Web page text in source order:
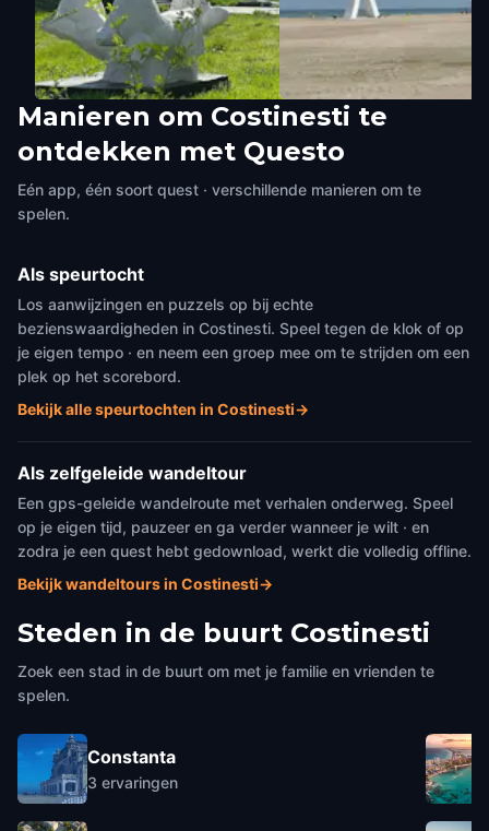
Politia Costinesti
Costinesti,Romania
Obelisc
Costinesti
Manieren om Costinesti te
ontdekken met Questo
Eén app, één soort quest · verschillende manieren om te
spelen.
Als speurtocht
Los aanwijzingen en puzzels op bij echte
bezienswaardigheden in Costinesti. Speel tegen de klok of op
je eigen tempo · en neem een groep mee om te strijden om een
plek op het scorebord.
Bekijk alle speurtochten in Costinesti→
Als zelfgeleide wandeltour
Een gps-geleide wandelroute met verhalen onderweg. Speel
op je eigen tijd, pauzeer en ga verder wanneer je wilt · en
zodra je een quest hebt gedownload, werkt die volledig offline.
Bekijk wandeltours in Costinesti→
Steden in de buurt Costinesti
Zoek een stad in de buurt om met je familie en vrienden te
spelen.
Constanta
3 ervaringen